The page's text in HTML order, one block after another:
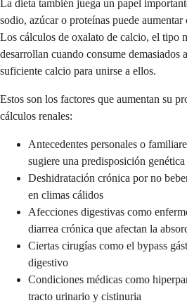
La dieta también juega un papel
sodio, azúcar o proteínas puede aumentar
Los cálculos de oxalato de calcio, el tipo
desarrollan cuando consume demasiados
suficiente calcio para unirse a ellos.
Estos son los factores que aumentan su
cálculos renales:
Antecedentes personales o
sugiere una predisposición genética
Deshidratación crónica por no
en climas cálidos
Afecciones digestivas como
diarrea crónica que afectan la
Ciertas cirugías como el bypass
digestivo
Condiciones médicas como
tracto urinario y cistinuria